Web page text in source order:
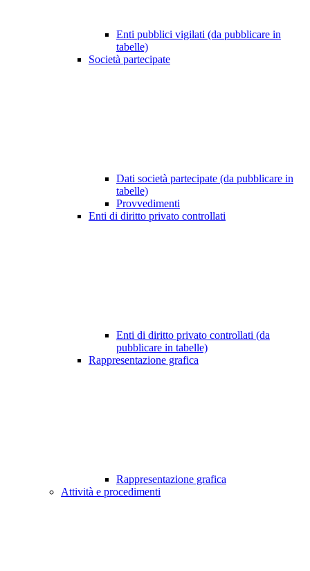
Enti pubblici vigilati (da pubblicare in
tabelle)
Società partecipate
Dati società partecipate (da pubblicare in
tabelle)
Provvedimenti
Enti di diritto privato controllati
Enti di diritto privato controllati (da
pubblicare in tabelle)
Rappresentazione grafica
Rappresentazione grafica
Attività e procedimenti